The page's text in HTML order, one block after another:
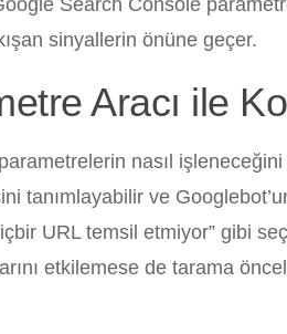
Search Console
sinyallerin önüne geçer.
Aracı ile
nasıl
tanımlayabilir ve
URL temsil etmiyor” gibi
etkilemese de tarama